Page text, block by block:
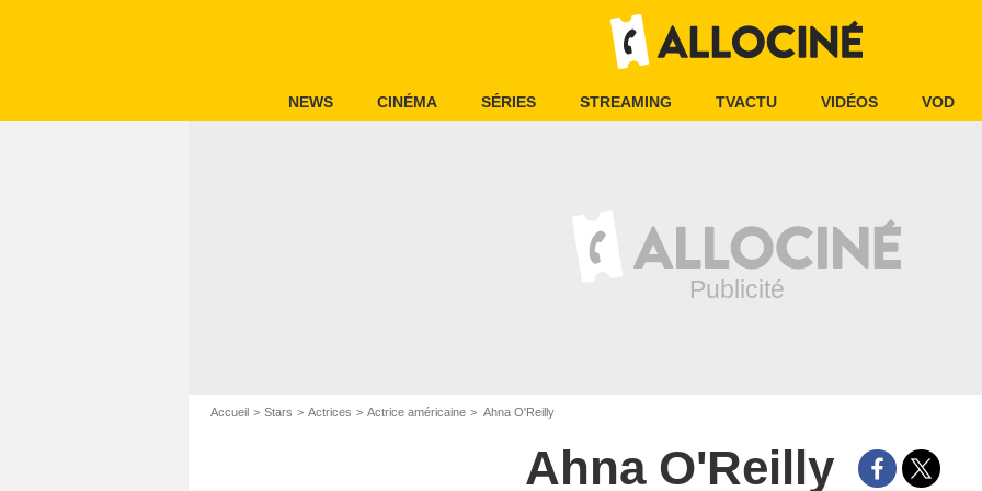
NEWS CINÉMA SÉRIES STREAMING TVACTU VIDÉOS VOD
Accueil Stars Actrices Actrice américaine Ahna O'Reilly
Ahna O'Reilly